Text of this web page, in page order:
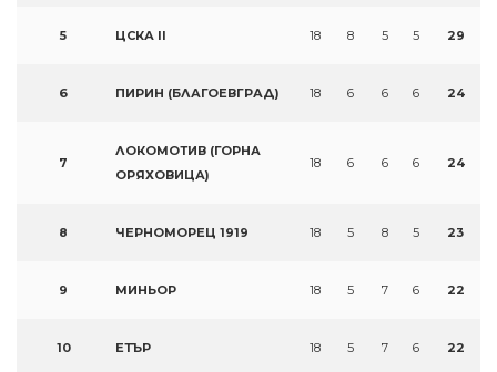
5 ЦСКА II 18 8 5 5 29
6 ПИРИН (БЛАГОЕВГРАД) 18 6 6 6 24
7
ЛОКОМОТИВ (ГОРНА
ОРЯХОВИЦА)
18 6 6 6 24
8 ЧЕРНОМОРЕЦ 1919 18 5 8 5 23
9 МИНЬОР 18 5 7 6 22
10 ЕТЪР 18 5 7 6 22